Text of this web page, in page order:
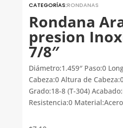
CATEGORÍAS:RONDANAS
Rondana
presion
7/8″
Diámetro:1.459″ Paso:0
Cabeza:0 Altura de
Grado:18-8 (T-304)
Resistencia:0